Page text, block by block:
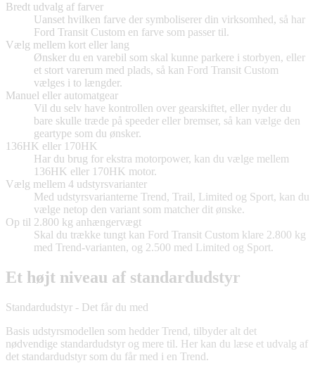
Bredt udvalg af farver
Uanset hvilken farve der symboliserer din virksomhed, så har
Ford Transit Custom en farve som passer til.
Vælg mellem kort eller lang
Ønsker du en varebil som skal kunne parkere i storbyen, eller
et stort varerum med plads, så kan Ford Transit Custom
vælges i to længder.
Manuel eller automatgear
Vil du selv have kontrollen over gearskiftet, eller nyder du
bare skulle træde på speeder eller bremser, så kan vælge den
geartype som du ønsker.
136HK eller 170HK
Har du brug for ekstra motorpower, kan du vælge mellem
136HK eller 170HK motor.
Vælg mellem 4 udstyrsvarianter
Med udstyrsvarianterne Trend, Trail, Limited og Sport, kan du
vælge netop den variant som matcher dit ønske.
Op til 2.800 kg anhængervægt
Skal du trække tungt kan Ford Transit Custom klare 2.800 kg
med Trend-varianten, og 2.500 med Limited og Sport.
Et højt niveau af standardudstyr
Standardudstyr - Det får du med
Basis udstyrsmodellen som hedder Trend, tilbyder alt det
nødvendige standardudstyr og mere til. Her kan du læse et udvalg af
det standardudstyr som du får med i en Trend.